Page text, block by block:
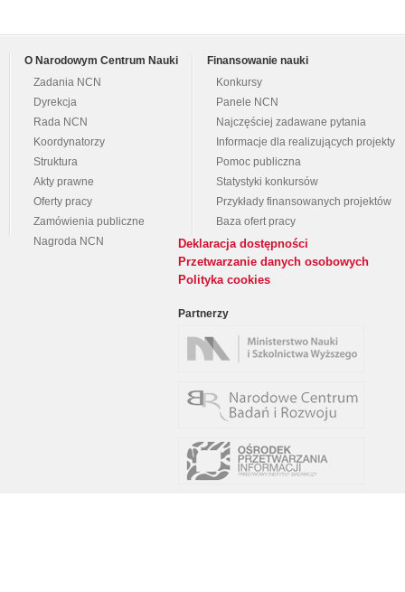
O Narodowym Centrum Nauki
Zadania NCN
Dyrekcja
Rada NCN
Koordynatorzy
Struktura
Akty prawne
Oferty pracy
Zamówienia publiczne
Nagroda NCN
Finansowanie nauki
Konkursy
Panele NCN
Najczęściej zadawane pytania
Informacje dla realizujących projekty
Pomoc publiczna
Statystyki konkursów
Przykłady finansowanych projektów
Baza ofert pracy
Deklaracja dostępności
Przetwarzanie danych osobowych
Polityka cookies
Partnerzy